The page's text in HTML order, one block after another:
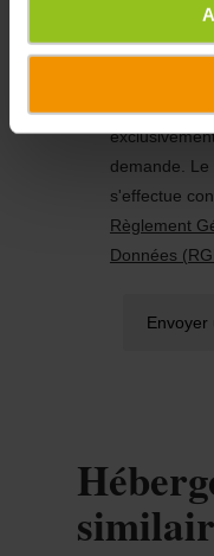
demande.
s'effectue
Règlement
Données
Envoyer